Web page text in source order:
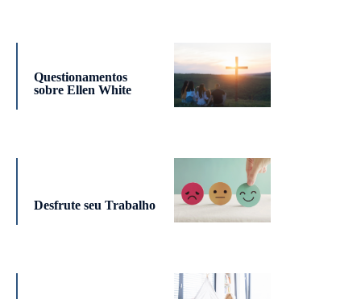
Questionamentos
sobre Ellen White
Desfrute seu Trabalho